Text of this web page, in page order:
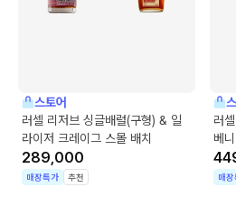
스토어
러셀 리저브 싱글배럴(구형) & 일
라이저 크레이그 스몰 배치
289,000
매장특가 추천
러
베
12년
매